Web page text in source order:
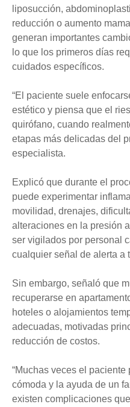
liposucción,
reducción o aumento
generan importantes
lo que los primeros días
cuidados específicos.
“El paciente suele
estético y piensa que el
quirófano, cuando
etapas más delicadas del
especialista.
Explicó que durante el
puede experimentar
movilidad, drenajes,
alteraciones en la presión
ser vigilados por personal
cualquier señal de alerta a
Sin embargo, señaló que
recuperarse en
hoteles o alojamientos
adecuadas, motivadas
reducción de costos.
“Muchas veces el
cómoda y la ayuda de un
existen complicaciones